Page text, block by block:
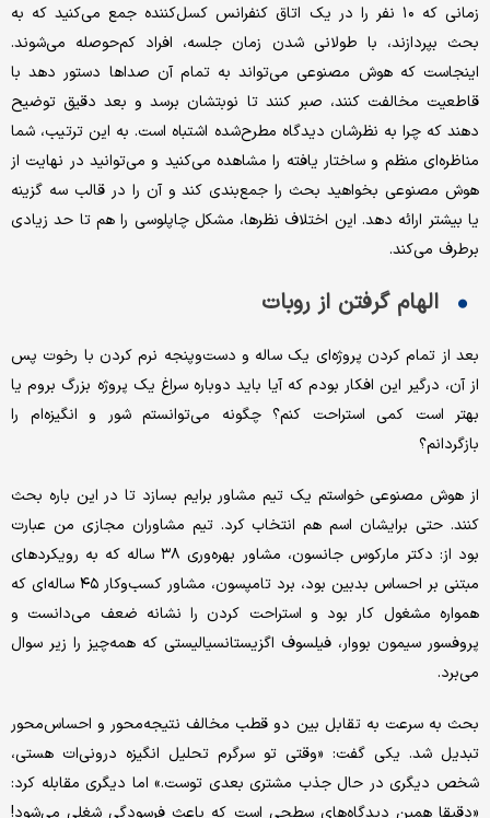
زمانی که ۱۰ نفر را در یک اتاق کنفرانس کسل‌کننده جمع می‌کنید که به
بحث بپردازند، با طولانی شدن زمان جلسه، افراد کم‌حوصله‌ می‌شوند.
اینجاست که هوش مصنوعی می‌تواند به تمام آن صداها دستور دهد با
قاطعیت مخالفت کنند، صبر کنند تا نوبتشان برسد و بعد دقیق توضیح
دهند که چرا به نظرشان دیدگاه مطرح‌شده اشتباه است. به این ترتیب، شما
مناظره‌ای منظم و ساختار یافته را مشاهده می‌کنید و می‌توانید در نهایت از
هوش مصنوعی بخواهید بحث را جمع‌بندی کند و آن را در قالب سه گزینه
یا بیشتر ارائه دهد. این اختلاف ‌نظرها، مشکل چاپلوسی را هم تا حد زیادی
برطرف می‌کند.
الهام گرفتن از روبات
بعد از تمام کردن پروژه‌ای یک ‌ساله و دست‌وپنجه نرم کردن با رخوت پس
از آن، درگیر این افکار بودم که آیا باید دوباره سراغ یک پروژه بزرگ بروم یا
بهتر است کمی استراحت کنم؟ چگونه می‌توانستم شور و انگیزه‌ام را
بازگردانم؟
از هوش مصنوعی خواستم یک تیم مشاور برایم بسازد تا در این باره بحث
کنند. حتی برایشان اسم هم انتخاب کرد. تیم مشاوران مجازی من عبارت
بود از: دکتر مارکوس جانسون، مشاور بهره‌وری ۳۸ ساله که به رویکردهای
مبتنی بر احساس بدبین بود، برد تامپسون، مشاور کسب‌وکار ۴۵ ساله‌ای که
همواره مشغول کار بود و استراحت کردن را نشانه ضعف می‌دانست و
پروفسور سیمون بووار، فیلسوف اگزیستانسیالیستی که همه‌چیز را زیر سوال
می‌برد.
بحث به سرعت به تقابل بین دو قطب مخالف نتیجه‌محور و احساس‌محور
تبدیل شد. یکی گفت: «وقتی تو سرگرم تحلیل انگیزه درونی‌ات هستی،
شخص دیگری در حال جذب مشتری بعدی توست.» اما دیگری مقابله کرد:
«دقیقا همین دیدگاه‌های سطحی است که باعث فرسودگی شغلی می‌شود!